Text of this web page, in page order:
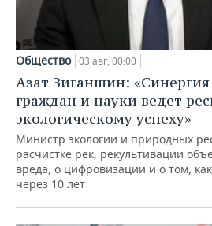
Общество 03 авг, 00:00
Азат Зиганшин: «Синергия
граждан и науки ведет
экологическому успеху»
Министр экологии и природных
расчистке рек, рекультивации
вреда, о цифровизации и о том,
через 10 лет